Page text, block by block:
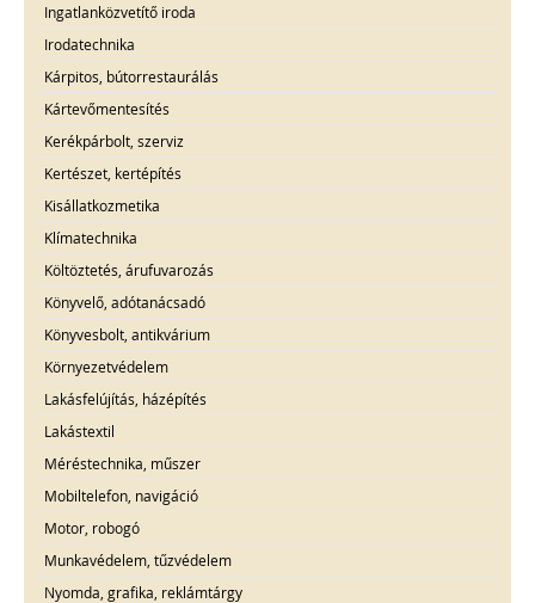
Ingatlanközvetítő iroda
Irodatechnika
Kárpitos, bútorrestaurálás
Kártevőmentesítés
Kerékpárbolt, szerviz
Kertészet, kertépítés
Kisállatkozmetika
Klímatechnika
Költöztetés, árufuvarozás
Könyvelő, adótanácsadó
Könyvesbolt, antikvárium
Környezetvédelem
Lakásfelújítás, házépítés
Lakástextil
Méréstechnika, műszer
Mobiltelefon, navigáció
Motor, robogó
Munkavédelem, tűzvédelem
Nyomda, grafika, reklámtárgy